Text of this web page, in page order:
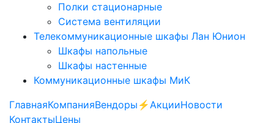
Полки стационарные
Система вентиляции
Телекоммуникационные шкафы Лан Юнион
Шкафы напольные
Шкафы настенные
Коммуникационные шкафы МиК
ГлавнаяКомпанияВендоры ⚡️АкцииНовости
КонтактыЦены